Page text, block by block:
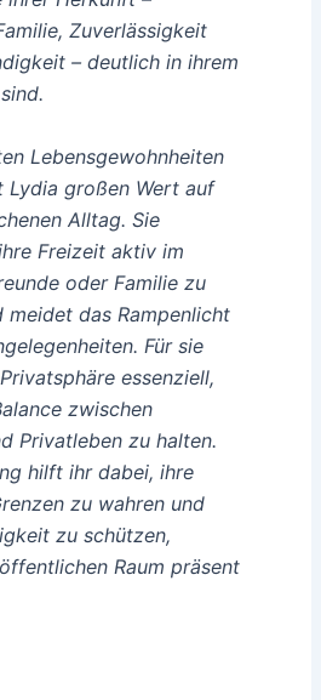
Zuverlässigkeit
– deutlich in ihrem
Lebensgewohnheiten
großen Wert auf
Alltag. Sie
Freizeit aktiv im
oder Familie zu
meidet das Rampenlicht
Für sie
essenziell,
zwischen
Privatleben zu halten.
hilft ihr dabei, ihre
zu wahren und
zu schützen,
Raum präsent